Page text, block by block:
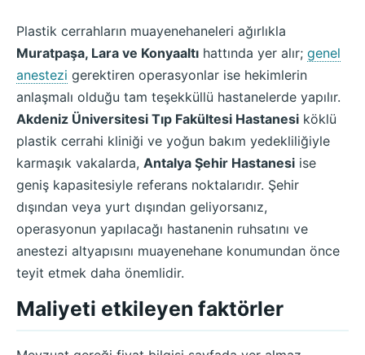
Plastik cerrahların muayenehaneleri ağırlıkla
Muratpaşa, Lara ve Konyaaltı hattında yer alır; genel
anestezi gerektiren operasyonlar ise hekimlerin
anlaşmalı olduğu tam teşekküllü hastanelerde yapılır.
Akdeniz Üniversitesi Tıp Fakültesi Hastanesi köklü
plastik cerrahi kliniği ve yoğun bakım yedekliliğiyle
karmaşık vakalarda, Antalya Şehir Hastanesi ise
geniş kapasitesiyle referans noktalarıdır. Şehir
dışından veya yurt dışından geliyorsanız,
operasyonun yapılacağı hastanenin ruhsatını ve
anestezi altyapısını muayenehane konumundan önce
teyit etmek daha önemlidir.
Maliyeti etkileyen faktörler